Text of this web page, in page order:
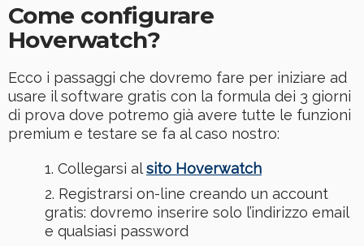
Come configurare
Hoverwatch?
Ecco i passaggi che dovremo fare per iniziare ad
usare il software gratis con la formula dei 3 giorni
di prova dove potremo già avere tutte le funzioni
premium e testare se fa al caso nostro:
Collegarsi alsito Hoverwatch
Registrarsi on-line creando un account
gratis: dovremo inserire solo l’indirizzo email
e qualsiasi password